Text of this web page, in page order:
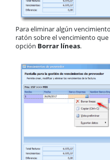
Para eliminar algún
ratón sobre el vencimiento que
opción Borrar líneas.